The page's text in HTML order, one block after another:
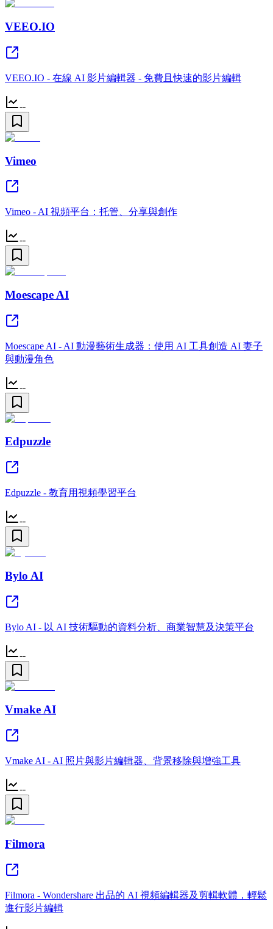
VEEO.IO
VEEO.IO - 在線 AI 影片編輯器 - 免費且快速的影片編輯
--
Vimeo
Vimeo - AI 視頻平台：托管、分享與創作
--
Moescape AI
Moescape AI - AI 動漫藝術生成器：使用 AI 工具創造 AI 妻子
與動漫角色
--
Edpuzzle
Edpuzzle - 教育用視頻學習平台
--
Bylo AI
Bylo AI - 以 AI 技術驅動的資料分析、商業智慧及決策平台
--
Vmake AI
Vmake AI - AI 照片與影片編輯器、背景移除與增強工具
--
Filmora
Filmora - Wondershare 出品的 AI 視頻編輯器及剪輯軟體，輕鬆
進行影片編輯